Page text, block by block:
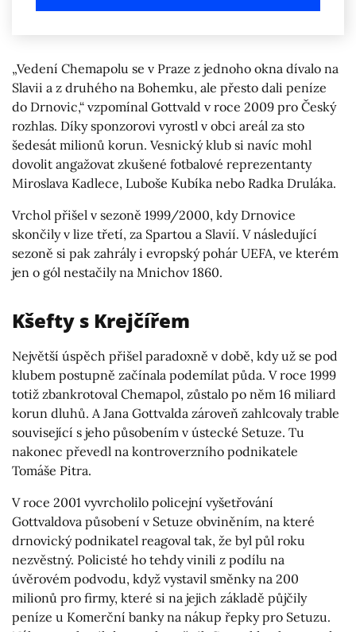
„Vedení Chemapolu se v Praze z jednoho okna dívalo na
Slavii a z druhého na Bohemku, ale přesto dali peníze
do Drnovic,“ vzpomínal Gottvald v roce 2009 pro Český
rozhlas. Díky sponzorovi vyrostl v obci areál za sto
šedesát milionů korun. Vesnický klub si navíc mohl
dovolit angažovat zkušené fotbalové reprezentanty
Miroslava Kadlece, Luboše Kubíka nebo Radka Druláka.
Vrchol přišel v sezoně 1999/2000, kdy Drnovice
skončily v lize třetí, za Spartou a Slavií. V následující
sezoně si pak zahrály i evropský pohár UEFA, ve kterém
jen o gól nestačily na Mnichov 1860.
Kšefty s Krejčířem
Největší úspěch přišel paradoxně v době, kdy už se pod
klubem postupně začínala podemílat půda. V roce 1999
totiž zbankrotoval Chemapol, zůstalo po něm 16 miliard
korun dluhů. A Jana Gottvalda zároveň zahlcovaly trable
související s jeho působením v ústecké Setuze. Tu
nakonec převedl na kontroverzního podnikatele
Tomáše Pitra.
V roce 2001 vyvrcholilo policejní vyšetřování
Gottvaldova působení v Setuze obviněním, na které
drnovický podnikatel reagoval tak, že byl půl roku
nezvěstný. Policisté ho tehdy vinili z podílu na
úvěrovém podvodu, když vystavil směnky na 200
milionů pro firmy, které si na jejich základě půjčily
peníze u Komerční banky na nákup řepky pro Setuzu.